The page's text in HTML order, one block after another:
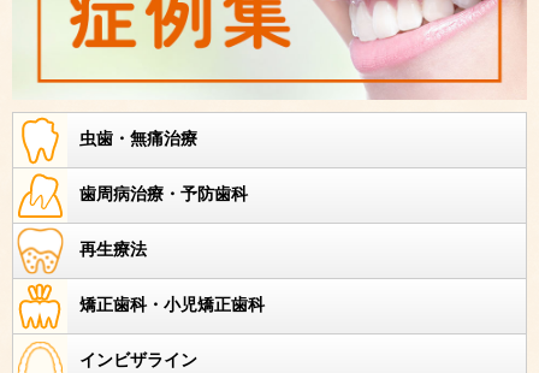
虫歯・無痛治療
歯周病治療・予防歯科
再生療法
矯正歯科・小児矯正歯科
インビザライン